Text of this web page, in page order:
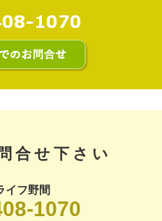
合せ下さい
イフ野間
1070